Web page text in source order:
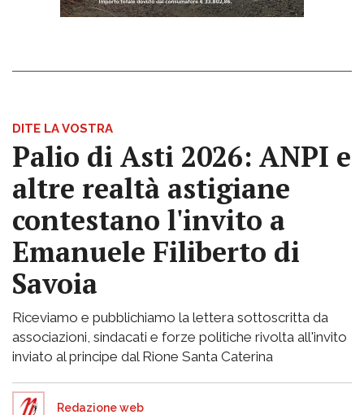
DITE LA VOSTRA
Palio di Asti 2026: ANPI e
altre realtà astigiane
contestano l'invito a
Emanuele Filiberto di
Savoia
Riceviamo e pubblichiamo la lettera sottoscritta da
associazioni, sindacati e forze politiche rivolta all'invito
inviato al principe dal Rione Santa Caterina
Redazione web